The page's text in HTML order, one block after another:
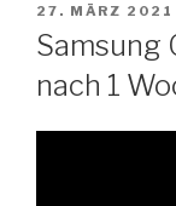
InhaltAM
27. MÄRZ 2021
Samsung
nach 1